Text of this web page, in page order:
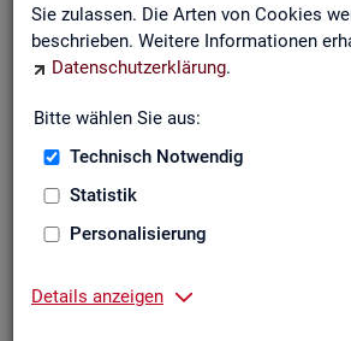
Sie zulassen. Die Arten von Cookies
beschrieben. Weitere Informationen
Datenschutzerklärung.
Bitte wählen Sie aus:
Technisch Notwendig
Statistik
Personalisierung
Details anzeigen
Mit dem mo­nat­li­chen News­let­ter
ver­schie­de­ne The­men und ak­tu­el­le
ak­tu­el­le Be­rich­te, wie z. B. den
neue Ver­öf­fent­li­chun­gen,
Son­der­be­rich­te,
an­de­re Neu­ig­kei­ten aus der Sta­tis­tik.
Die­ser Ser­vice ist selbst­ver­ständ­lich